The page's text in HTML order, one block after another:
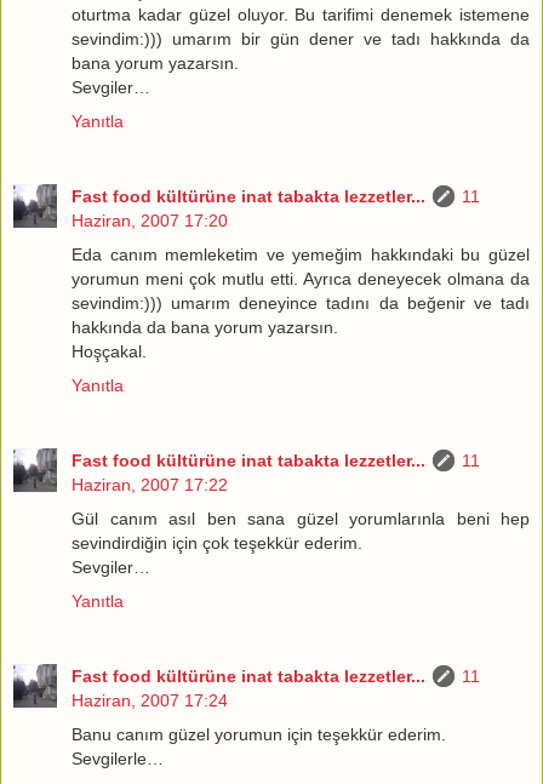
oturtma kadar güzel oluyor. Bu tarifimi denemek istemene
sevindim:))) umarım bir gün dener ve tadı hakkında da
bana yorum yazarsın.
Sevgiler…
Yanıtla
Fast food kültürüne inat tabakta lezzetler...
11
Haziran, 2007 17:20
Eda canım memleketim ve yemeğim hakkındaki bu güzel
yorumun meni çok mutlu etti. Ayrıca deneyecek olmana da
sevindim:))) umarım deneyince tadını da beğenir ve tadı
hakkında da bana yorum yazarsın.
Hoşçakal.
Yanıtla
Fast food kültürüne inat tabakta lezzetler...
11
Haziran, 2007 17:22
Gül canım asıl ben sana güzel yorumlarınla beni hep
sevindirdiğin için çok teşekkür ederim.
Sevgiler…
Yanıtla
Fast food kültürüne inat tabakta lezzetler...
11
Haziran, 2007 17:24
Banu canım güzel yorumun için teşekkür ederim.
Sevgilerle…